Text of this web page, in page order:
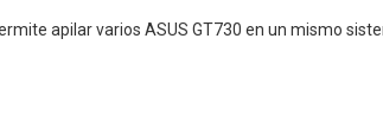
apilar varios ASUS GT730 en un mismo